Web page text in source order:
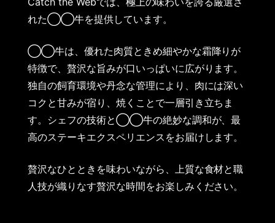
れた◯◯牛を提供しています。
◯◯牛は、優れた肉質ときめ細やかな霜降りが
特徴で、贅沢な旨みが口いっぱいに広がります。
独自の飼育環境や丹念な管理により、肉には深い
コクと甘みが宿り、焼くことで一層引き立ちま
す。シェフの技術と◯◯牛の絶妙な調和が、最
高のステーキエクスペリエンスをお届けします。
贅沢なひとときを味わいながら、上質な食材と職
人技が織りなす贅沢な時間をお楽しみください。